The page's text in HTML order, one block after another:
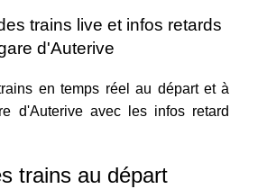
trains live et infos retards
d'Auterive
en temps réel au départ et à
d'Auterive avec les infos retard
trains au départ